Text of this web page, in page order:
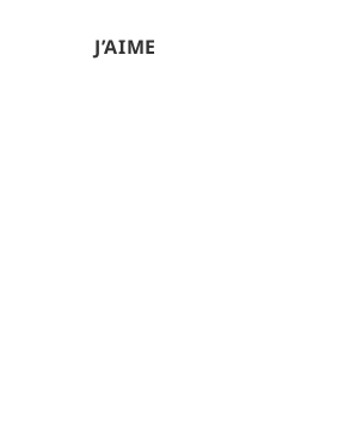
J’AIME